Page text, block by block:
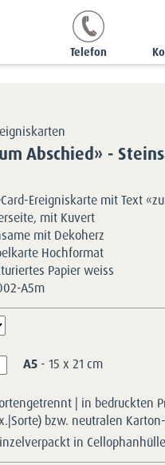
Telefon
Ereigniskarte «zum
Abschied» -
Ereigniskarte mit Text
mit Kuvert
mit Dekoherz
Hochformat
Papier weiss
A5m
A5 - 15 x 21 cm
| in bedruckten
bzw. neutralen
in